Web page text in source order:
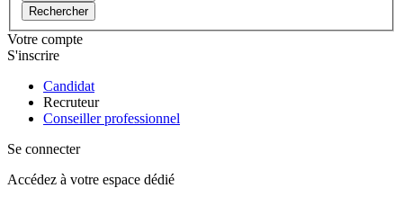
Rechercher
Votre compte
S'inscrire
Candidat
Recruteur
Conseiller professionnel
Se connecter
Accédez à votre espace dédié